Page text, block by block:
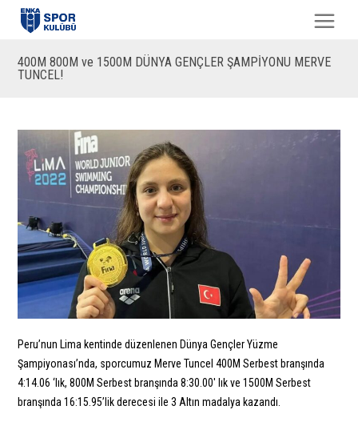
400M 800M ve 1500M DÜNYA GENÇLER ŞAMPİYONU MERVE
TUNCEL!
Peru’nun Lima kentinde düzenlenen Dünya Gençler Yüzme
Şampiyonası’nda, sporcumuz Merve Tuncel400M Serbest branşında
4:14.06 ‘lık,800M Serbest branşında 8:30.00′ lık ve1500M Serbest
branşında 16:15.95’lik derecesi ile 3 Altın madalya kazandı.